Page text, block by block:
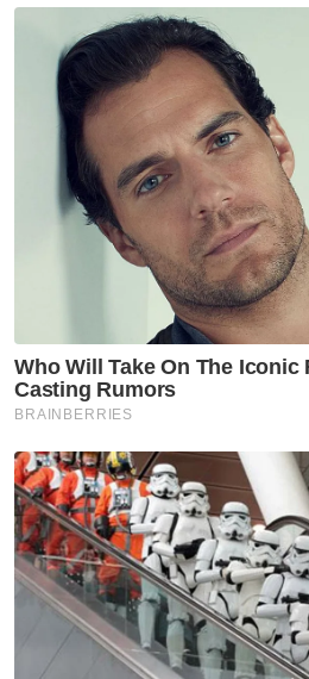
infrastruktur semata-
merangkumi nilai
mengambil kira
insaniah.
Katanya, kerajaan
pembangunan mampan
keseimbangan, dan
pertumbuhan ekonomi,
melabur dalam
dasar menggalakkan